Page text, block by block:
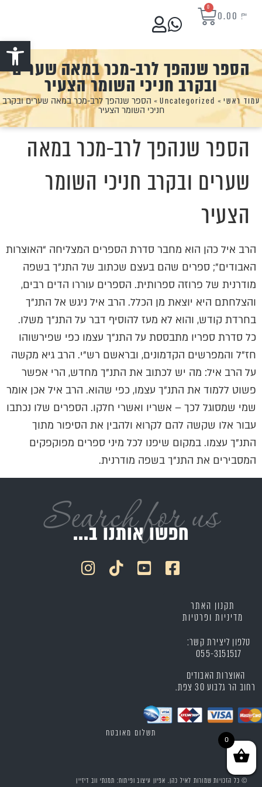
פתח סרגל
0.00 ₪
0
הספר שנהפך לרב-מכר במאה שערים
ובקרב חניכי השומר הצעיר
עמוד ראשי »
Uncategorized
» הספר שנהפך לרב-מכר במאה שערים ובקרב
חניכי השומר הצעיר
הספר שנהפך לרב-מכר במאה
שערים ובקרב חניכי השומר
הצעיר
הרב איל כהן הוא מחבר סדרת הספרים המצליחה “האוצרות
האבודים”; ספרים שהם בעצם שכתוב של התנ”ך בשפה
מודרנית של פרוזה ספרותית. הספרים עוררו הדים רבים,
והצלחתם היא יוצאת מן הכלל. הרב איל ניגש אל התנ”ך
בחרדת קודש, והוא לא מעז להוסיף דבר על התנ”ך משלו.
כל סדרת ספריו מתבססת על התנ”ך עצמו כפי שפירשוהו
חז”ל והמפרשים הקדמונים, ובראשם רש”י. הרב גיא מקשה
על הרב איל: מה יש לכתוב את התנ”ך מחדש, הרי אפשר
פשוט ללמוד את התנ”ך עצמו, כפי שהוא. הרב איל אכן אומר
שמי שמסוגל לכך – אשריו ואשרי חלקו. הספרים שלו נכתבו
עבור אלו שקשה להם לקרוא ולהבין את הסיפור מתוך
התנ”ך עצמו. במקום שיפנו לכל מיני ספרים מפוקפקים
המסבירים את התנ”ך בשפה מודרנית.
Search for us
חפשו אותנו ב...
תקנון האתר
מדיניות ופרטיות
טלפון ליצירת קשר:
055-3151517
האוצרות האבודים
רחוב הר גלבוע 30 צפת.
תשלום מאובטח
© כל הזכויות שמורות לאיל כהן. אפיון עיצוב ופיתוח: תמנתי ווב דיזיין​
0